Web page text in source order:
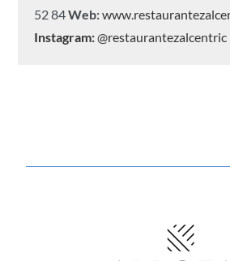
52 84Web:
Instagram:@restaurantezalcentric